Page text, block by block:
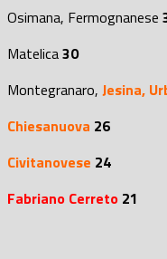
Osimana, Fermognanese
Matelica30
Montegranaro, Jesina,
Chiesanuova 26
Civitanovese 24
Fabriano Cerreto 21